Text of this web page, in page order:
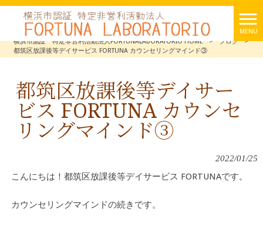
MENU
横浜市認証 特定非営利活動法人FORTUNALABORATORIO HOME
> ブログ
>
都筑区放課後等デイサービス FORTUNA カウンセリングマインド③
都筑区放課後等デイサー
ビス FORTUNA カウンセ
リングマインド③
2022/01/25
こんにちは！都筑区放課後等デイサービス FORTUNAです。
カウンセリングマインドの続きです。